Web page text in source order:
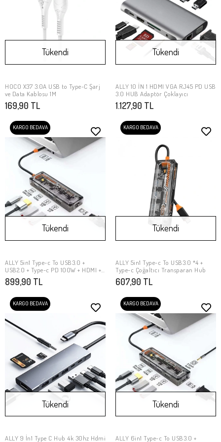
Stokta Yok
Tükendi
HOCO X37 3.0A USB to Type-C Şarj
ve Data Kablosu 1M
169,90 TL
Stokta Yok
Tükendi
ALLY 10 İN 1 HDMI VGA RJ45 PD USB
3.0 HUB Adaptör Çoklayıcı
1.127,90 TL
KARGO BEDAVA
Stokta Yok
Tükendi
ALLY 5in1 Type-c To USB3.0 +
USB2.0 + Type-c PD 100W + HDMI +
Ethernet Çoğaltıcı Transparan Hub
899,90 TL
KARGO BEDAVA
Stokta Yok
Tükendi
ALLY 5in1 Type-c To USB3.0 *4 +
Type-c Çoğaltıcı Transparan Hub
607,90 TL
KARGO BEDAVA
Tükendi
ALLY 9 İn1 Type C Hub 4k 30hz Hdmi
KARGO BEDAVA
Tükendi
ALLY 6in1 Type-c To USB3.0 +